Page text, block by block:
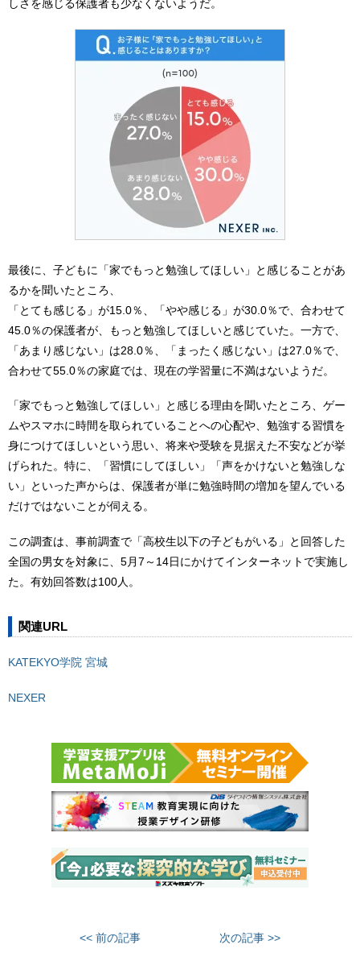
しさを感じる保護者も少なくないようだ。
最後に、子どもに「家でもっと勉強してほしい」と感じることがあ
るかを聞いたところ、
「とても感じる」が15.0％、「やや感じる」が30.0％で、合わせて
45.0％の保護者が、もっと勉強してほしいと感じていた。一方で、
「あまり感じない」は28.0％、「まったく感じない」は27.0％で、
合わせて55.0％の家庭では、現在の学習量に不満はないようだ。
「家でもっと勉強してほしい」と感じる理由を聞いたところ、ゲー
ムやスマホに時間を取られていることへの心配や、勉強する習慣を
身につけてほしいという思い、将来や受験を見据えた不安などが挙
げられた。特に、「習慣にしてほしい」「声をかけないと勉強しな
い」といった声からは、保護者が単に勉強時間の増加を望んでいる
だけではないことが伺える。
この調査は、事前調査で「高校生以下の子どもがいる」と回答した
全国の男女を対象に、5月7～14日にかけてインターネットで実施し
た。有効回答数は100人。
関連URL
KATEKYO学院 宮城
NEXER
<< 前の記事 次の記事 >>